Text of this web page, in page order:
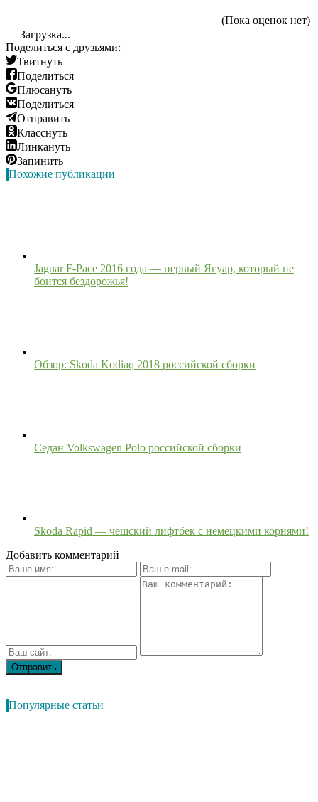
(Пока оценок нет)
Загрузка...
Поделиться с друзьями:
Твитнуть
Поделиться
Плюсануть
Поделиться
Отправить
Класснуть
Линкануть
Запинить
Похожие публикации
Jaguar F-Pace 2016 года — первый Ягуар, который не
боится бездорожья!
Обзор: Skoda Kodiaq 2018 российской сборки
Седан Volkswagen Polo российской сборки
Skoda Rapid — чешский лифтбек с немецкими корнями!
Добавить комментарий
Популярные статьи